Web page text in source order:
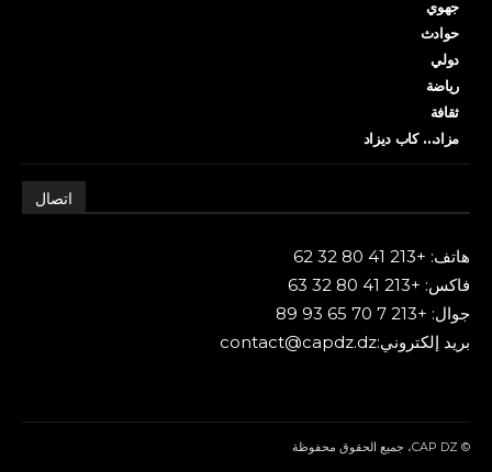
جهوي
حوادث
دولي
رياضة
ثقافة
مزاد… كاب ديزاد
اتصال
هاتف: +213 41 80 32 62
فاكس: +213 41 80 32 63
جوال: +213 7 70 65 93 89
بريد إلكتروني:contact@capdz.dz
© CAP DZ، جميع الحقوق محفوظة